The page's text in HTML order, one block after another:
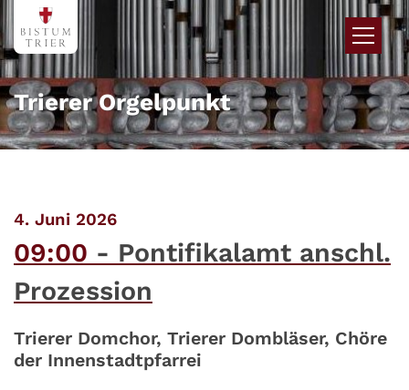
Zum Inhalt springen
Trierer Orgelpunkt
4. Juni 2026:
09:00
Pontifikalamt anschl.
Prozession
Trierer Domchor, Trierer Dombläser, Chöre
der Innenstadtpfarrei